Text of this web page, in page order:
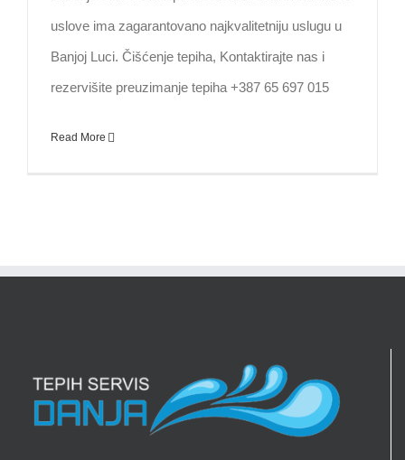
uslove ima zagarantovano najkvalitetniju uslugu u
Banjoj Luci. Čišćenje tepiha, Kontaktirajte nas i
rezervišite preuzimanje tepiha +387 65 697 015
Read More